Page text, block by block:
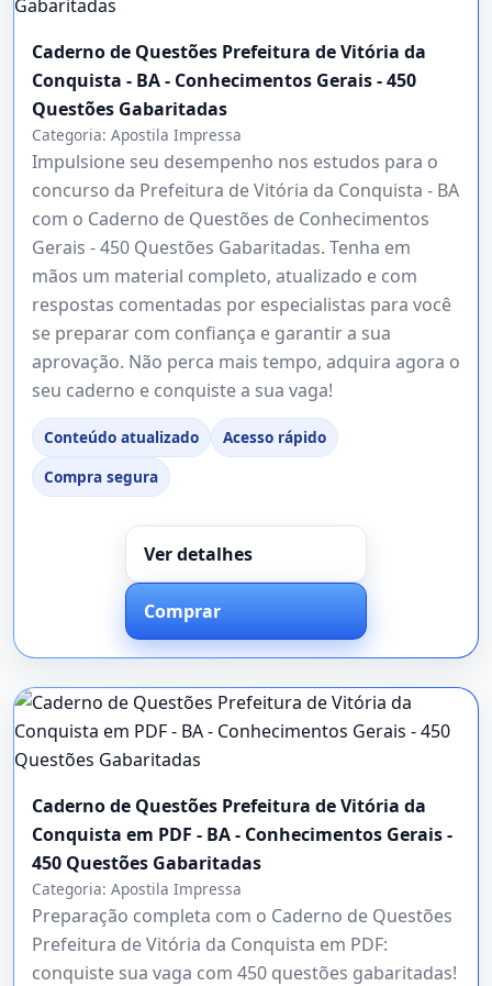
Caderno de Questões Prefeitura de Vitória da
Conquista - BA - Conhecimentos Gerais - 450
Questões Gabaritadas
Categoria: Apostila Impressa
Impulsione seu desempenho nos estudos para o
concurso da Prefeitura de Vitória da Conquista - BA
com o Caderno de Questões de Conhecimentos
Gerais - 450 Questões Gabaritadas. Tenha em
mãos um material completo, atualizado e com
respostas comentadas por especialistas para você
se preparar com confiança e garantir a sua
aprovação. Não perca mais tempo, adquira agora o
seu caderno e conquiste a sua vaga!
Conteúdo atualizado
Acesso rápido
Compra segura
Ver detalhes
Comprar
Caderno de Questões Prefeitura de Vitória da
Conquista em PDF - BA - Conhecimentos Gerais -
450 Questões Gabaritadas
Categoria: Apostila Impressa
Preparação completa com o Caderno de Questões
Prefeitura de Vitória da Conquista em PDF:
conquiste sua vaga com 450 questões gabaritadas!